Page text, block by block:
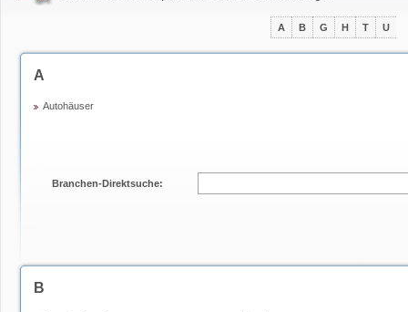
A B G H T U
A
Autohäuser
Branchen-Direktsuche:
B